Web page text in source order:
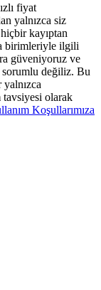
fiyat
yalnızca siz
kayıptan
birimleriyle ilgili
güveniyoruz ve
değiliz. Bu
tavsiyesi olarak
Koşullarımıza